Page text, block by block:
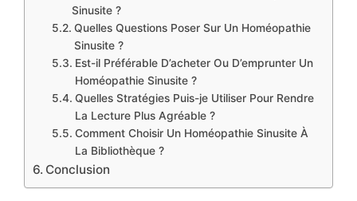
Sinusite ?
Quelles Questions Poser Sur Un Homéopathie
Sinusite ?
Est-il Préférable D’acheter Ou D’emprunter Un
Homéopathie Sinusite ?
Quelles Stratégies Puis-je Utiliser Pour Rendre
La Lecture Plus Agréable ?
Comment Choisir Un Homéopathie Sinusite À
La Bibliothèque ?
Conclusion